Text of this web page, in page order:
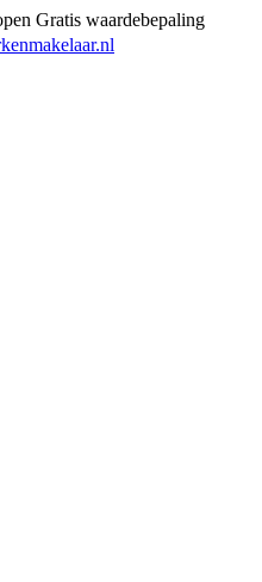
Gratis waardebepaling